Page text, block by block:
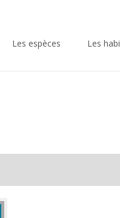
Les espèces Les